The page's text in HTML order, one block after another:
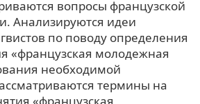
вопросы французской
Анализируются идеи
по поводу определения
«французская молодежная
необходимой
термины на